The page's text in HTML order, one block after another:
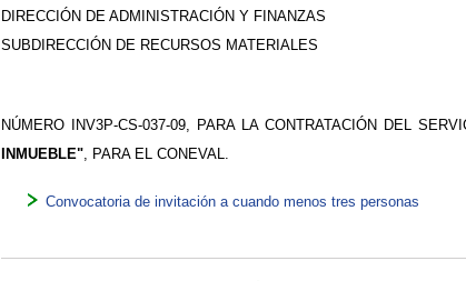
DIRECCIÓN DE ADMINISTRACIÓN Y FINANZAS
SUBDIRECCIÓN DE RECURSOS MATERIALES
NÚMERO INV3P-CS-037-09, PARA LA CONTRATACIÓN DEL
INMUEBLE", PARA EL CONEVAL.
Convocatoria de invitación a cuando menos tres personas